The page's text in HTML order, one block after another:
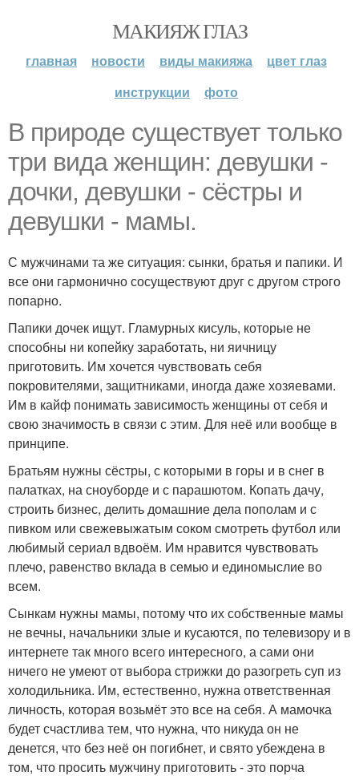
МАКИЯЖ ГЛАЗ
главная новости виды макияжа
цвет глаз
инструкции
фото
В природе существует только
три вида женщин: девушки -
дочки, девушки - сёстры и
девушки - мамы.
С мужчинами та же ситуация: сынки, братья и папики. И
все они гармонично сосуществуют друг с другом строго
попарно.
Папики дочек ищут. Гламурных кисуль, которые не
способны ни копейку заработать, ни яичницу
приготовить. Им хочется чувствовать себя
покровителями, защитниками, иногда даже хозяевами.
Им в кайф понимать зависимость женщины от себя и
свою значимость в связи с этим. Для неё или вообще в
принципе.
Братьям нужны сёстры, с которыми в горы и в снег в
палатках, на сноуборде и с парашютом. Копать дачу,
строить бизнес, делить домашние дела пополам и с
пивком или свежевыжатым соком смотреть футбол или
любимый сериал вдвоём. Им нравится чувствовать
плечо, равенство вклада в семью и единомыслие во
всем.
Сынкам нужны мамы, потому что их собственные мамы
не вечны, начальники злые и кусаются, по телевизору и в
интернете так много всего интересного, а сами они
ничего не умеют от выбора стрижки до разогреть суп из
холодильника. Им, естественно, нужна ответственная
личность, которая возьмёт это все на себя. А мамочка
будет счастлива тем, что нужна, что никуда он не
денется, что без неё он погибнет, и свято убеждена в
том, что просить мужчину приготовить - это порча